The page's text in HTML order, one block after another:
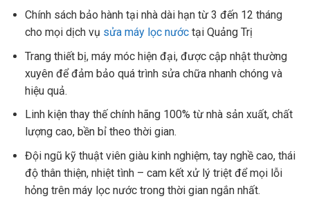
Chính sách bảo hành tại nhà dài hạn từ 3 đến 12 tháng
cho mọi dịch vụ sửa máy lọc nướctại Quảng Trị
Trang thiết bị, máy móc hiện đại, được cập nhật thường
xuyên để đảm bảo quá trình sửa chữa nhanh chóng và
hiệu quả.
Linh kiện thay thế chính hãng 100% từ nhà sản xuất, chất
lượng cao, bền bỉ theo thời gian.
Đội ngũ kỹ thuật viên giàu kinh nghiệm, tay nghề cao, thái
độ thân thiện, nhiệt tình – cam kết xử lý triệt để mọi lỗi
hỏng trên máy lọc nước trong thời gian ngắn nhất.